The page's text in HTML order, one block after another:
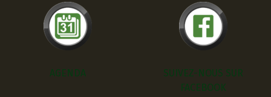
AGENDA
SUIVEZ-NOUS SUR
FACEBOOK